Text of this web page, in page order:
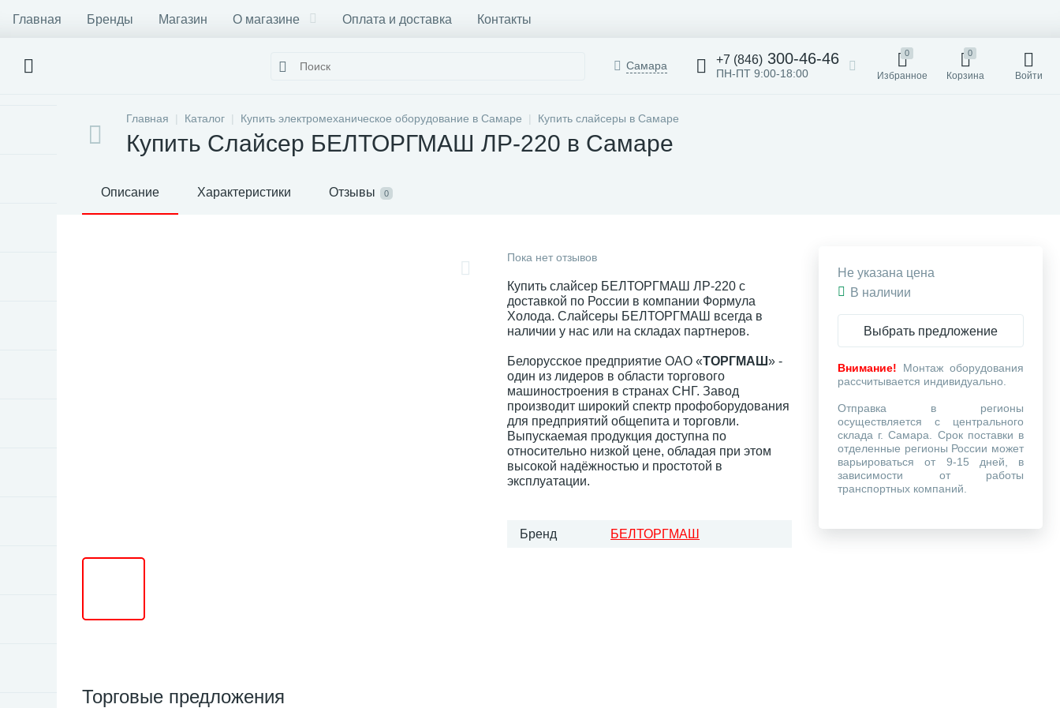
Главная Бренды Магазин О магазине Оплата и доставка Контакты
Самара +7 (846) 300-46-46
ПН-ПТ 9:00-18:00
0
Избранное
0
Корзина Войти
Главная Каталог Купить электромеханическое оборудование в Самаре Купить слайсеры в Самаре
Купить Слайсер БЕЛТОРГМАШ ЛР-220 в Самаре
Описание Характеристики Отзывы 0
Пока нет отзывов
Купить слайсер БЕЛТОРГМАШ ЛР-220 с
доставкой по России в компании Формула
Холода. Слайсеры БЕЛТОРГМАШ всегда в
наличии у нас или на складах партнеров.
Белорусское предприятие ОАО «ТОРГМАШ» -
один из лидеров в области торгового
машиностроения в странах СНГ. Завод
производит широкий спектр профоборудования
для предприятий общепита и торговли.
Выпускаемая продукция доступна по
относительно низкой цене, обладая при этом
высокой надёжностью и простотой в
эксплуатации.
Бренд БЕЛТОРГМАШ
Торговые предложения
Не указана цена
В наличии
Выбрать предложение
Внимание! Монтаж оборудования
рассчитывается индивидуально.
Отправка в регионы
осуществляется с центрального
склада г. Самара. Срок поставки в
отделенные регионы России может
варьироваться от 9-15 дней, в
зависимости от работы
транспортных компаний.